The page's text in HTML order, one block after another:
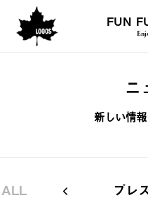
FUN
ニ
新しい情
ALL プレ